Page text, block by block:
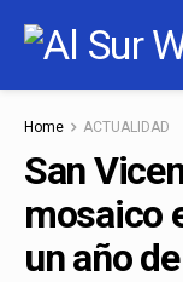
Home ACTUALIDAD
San
mosaico
un año